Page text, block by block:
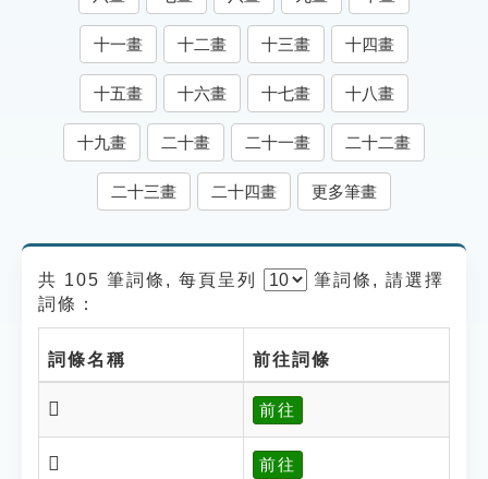
單字索引
生命大百科索引
遊戲專區
貓頭鷹博士
十一畫 十二畫 十三畫 十四畫
十五畫 十六畫 十七畫 十八畫
十九畫 二十畫 二十一畫 二十二畫
二十三畫 二十四畫 更多筆畫
共 105 筆詞條, 每頁呈列 筆詞條, 請選擇
詞條：
詞條名稱 前往詞條
𥪰 前往
𥪱 前往